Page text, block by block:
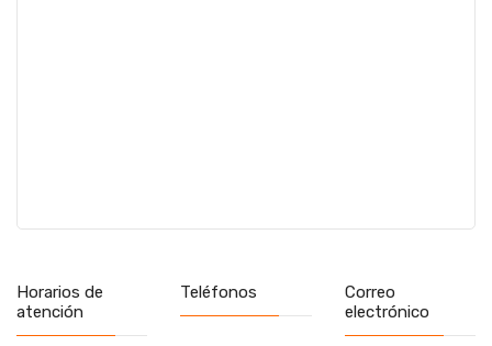
Horarios de
atención
Teléfonos
Correo
electrónico